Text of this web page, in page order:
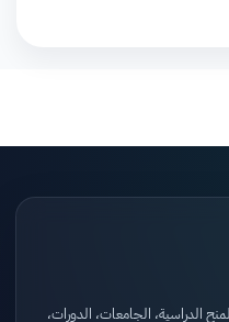
الدراسية، الجامعات، الدورات،